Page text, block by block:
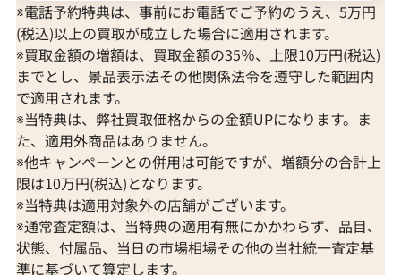
※電話予約特典は、事前にお電話でご予約のうえ、5万円
(税込)以上の買取が成立した場合に適用されます。
※買取金額の増額は、買取金額の35％、上限10万円(税込)
までとし、景品表示法その他関係法令を遵守した範囲内
で適用されます。
※当特典は、弊社買取価格からの金額UPになります。ま
た、適用外商品はありません。
※他キャンペーンとの併用は可能ですが、増額分の合計上
限は10万円(税込)となります。
※当特典は適用対象外の店舗がございます。
※通常査定額は、当特典の適用有無にかかわらず、品目、
状態、付属品、当日の市場相場その他の当社統一査定基
準に基づいて算定します。